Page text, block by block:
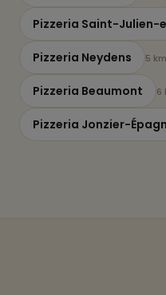
Pizzeria Saint-Julien-
Pizzeria Neydens 5 km
Pizzeria Beaumont 6
Pizzeria Jonzier-